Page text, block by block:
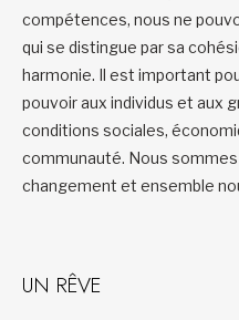
compétences, nous ne
qui se distingue par sa
harmonie. Il est important
pouvoir aux individus et aux
conditions sociales,
communauté. Nous
changement et ensemble
UN RÊVE